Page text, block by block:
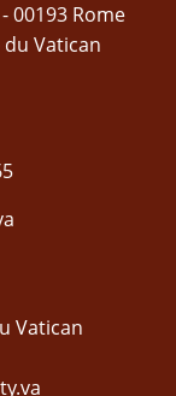
00193 Rome
du Vatican
Vatican